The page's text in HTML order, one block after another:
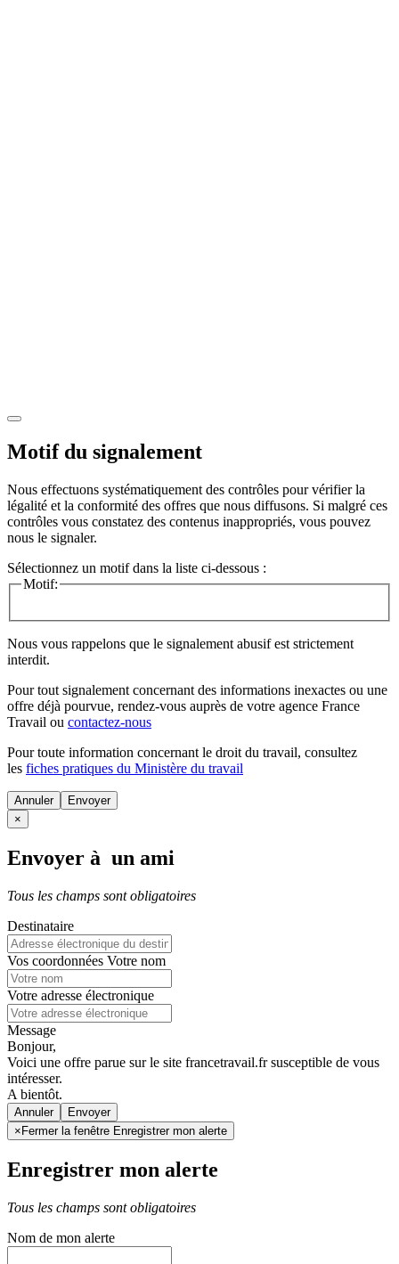
Motif du signalement
Nous effectuons systématiquement des contrôles pour vérifier la
légalité et la conformité des offres que nous diffusons. Si malgré ces
contrôles vous constatez des contenus inappropriés, vous pouvez
nous le signaler.
Sélectionnez un motif dans la liste ci-dessous :
Motif:
Nous vous rappelons que le signalement abusif est strictement
interdit.
Pour tout signalement concernant des informations inexactes ou une
offre déjà pourvue, rendez-vous auprès de votre agence France
Travail ou contactez-nous
Pour toute information concernant le droit du travail, consultez
les fiches pratiques du Ministère du travail
Annuler
×
Envoyer à un ami
Tous les champs sont obligatoires
Destinataire
Vos coordonnées Votre nom
Votre adresse électronique
Message
Bonjour,
Voici une offre parue sur le site francetravail.fr susceptible de vous
intéresser.
A bientôt.
Annuler
× Fermer la fenêtre Enregistrer mon alerte
Enregistrer mon alerte
Tous les champs sont obligatoires
Nom de mon alerte